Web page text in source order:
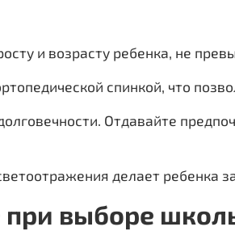
и возрасту ребенка, не
спинкой, что
Отдавайте
делает ребенка
выборе